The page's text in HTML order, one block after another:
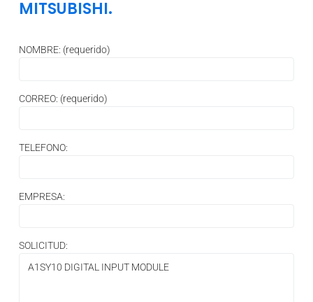
MITSUBISHI.
NOMBRE: (requerido)
CORREO: (requerido)
TELEFONO:
EMPRESA:
SOLICITUD: